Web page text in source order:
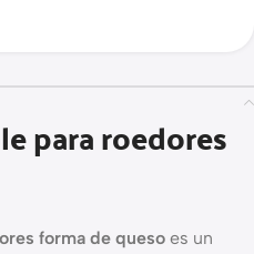
para roedores
forma de queso es un